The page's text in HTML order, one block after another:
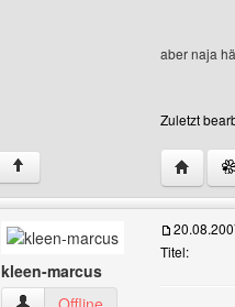
aber naja
Zuletzt
↑
kleen-marcus
kleen-marcus Benutzer-Profile
Titel: